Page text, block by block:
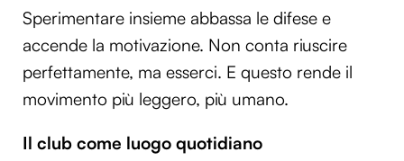
Sperimentare insieme abbassa le difese e
accende la motivazione. Non conta riuscire
perfettamente, ma esserci. E questo rende il
movimento più leggero, più umano.
Il club come luogo quotidiano